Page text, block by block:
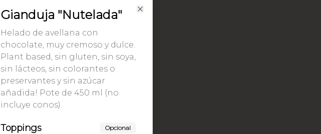
$6.900
Tarta Frutos del
Gianduja "Nutelada"
Helado de avellana con
chocolate, muy cremoso y dulce.
Plant based, sin gluten, sin soya,
sin lácteos, sin colorantes o
preservantes y sin azúcar
añadida! Pote de 450 ml (no
incluye conos).
Toppings Opcional